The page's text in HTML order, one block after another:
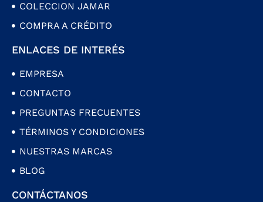
COLECCION JAMAR
COMPRA A CRÉDITO
ENLACES DE INTERÉS
EMPRESA
CONTACTO
PREGUNTAS FRECUENTES
TÉRMINOS Y CONDICIONES
NUESTRAS MARCAS
BLOG
CONTÁCTANOS